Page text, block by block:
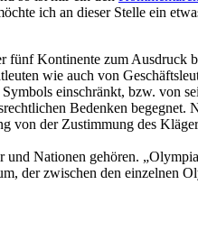
ich an dieser Stelle ein
fünf Kontinente zum Ausdruck
wie auch von
einschränkt, bzw. von
Bedenken begegnet.
von der Zustimmung des
und Nationen gehören.
der zwischen den einzelnen